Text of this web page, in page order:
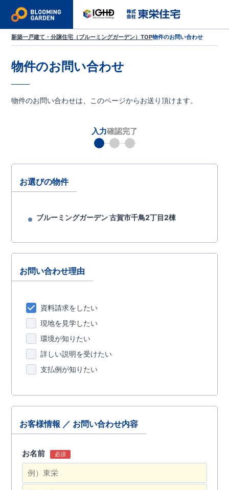
新築一戸建て・分譲住宅（ブルーミングガーデン）TOP物件のお問い合わせ
物件のお問い合わせ
物件のお問い合わせは、このページからお送り頂けます。
お選びの物件
ブルーミングガーデン 古賀市千鳥2丁目2棟
お問い合わせ理由
資料請求をしたい
現地を見学したい
環境が知りたい
詳しい説明を受けたい
支払例が知りたい
お客様情報 ／ お問い合わせ内容
お名前 必須
入力確認完了